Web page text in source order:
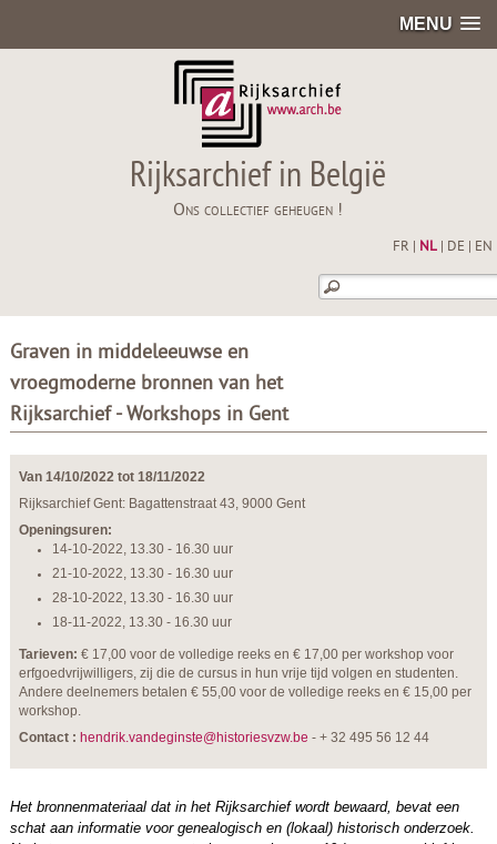
MENU
Rijksarchief in België
Ons collectief geheugen !
FR NL| DE EN
Graven in middeleeuwse en
vroegmoderne bronnen van het
Rijksarchief - Workshops in Gent
Van 14/10/2022 tot 18/11/2022
Rijksarchief Gent: Bagattenstraat 43, 9000 Gent
Openingsuren:
14-10-2022, 13.30 - 16.30 uur
21-10-2022, 13.30 - 16.30 uur
28-10-2022, 13.30 - 16.30 uur
18-11-2022, 13.30 - 16.30 uur
Tarieven: € 17,00 voor de volledige reeks en € 17,00 per workshop voor
erfgoedvrijwilligers, zij die de cursus in hun vrije tijd volgen en studenten.
Andere deelnemers betalen € 55,00 voor de volledige reeks en € 15,00 per
workshop.
Contact : hendrik.vandeginste@historiesvzw.be - + 32 495 56 12 44
Het bronnenmateriaal dat in het Rijksarchief wordt bewaard, bevat een
schat aan informatie voor genealogisch en (lokaal) historisch onderzoek.